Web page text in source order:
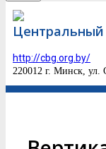
Центральный
http://cbg.org.by/
220012 г. Минск, ул.